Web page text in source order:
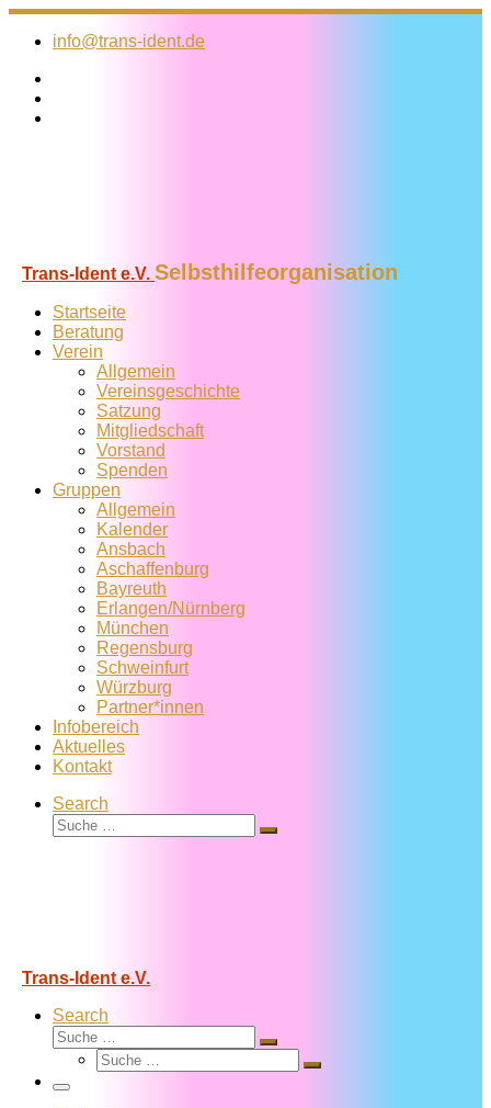
Zum
Inhalt
info@trans-ident.de
Trans-Ident e.V. Selbsthilfeorganisation
Startseite
Beratung
Verein
Allgemein
Vereins­geschichte
Satzung
Mitglied­schaft
Vorstand
Spenden
Gruppen
Allgemein
Kalender
Ansbach
Aschaffenburg
Bayreuth
Erlangen/Nürnberg
München
Regensburg
Schweinfurt
Würzburg
Partner*innen
Infobereich
Aktuelles
Kontakt
Search
Suche
Suche
Trans-Ident e.V.
Search
Suche
Suche
Suche
Suche
Menü